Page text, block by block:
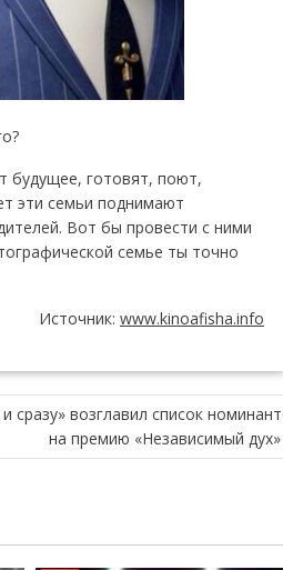
будущее, готовят, поют,
эти семьи поднимают
Вот бы провести с ними
семье ты точно
Источник: www.kinoafisha.info
сразу» возглавил список
на премию «Независимый дух»